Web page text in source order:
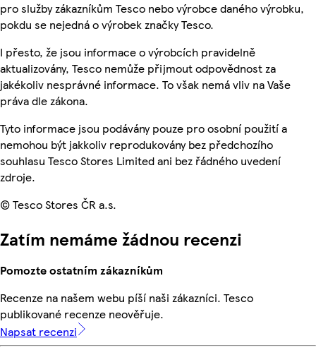
pro služby zákazníkům Tesco nebo výrobce daného výrobku,
pokdu se nejedná o výrobek značky Tesco.
I přesto, že jsou informace o výrobcích pravidelně
aktualizovány, Tesco nemůže přijmout odpovědnost za
jakékoliv nesprávné informace. To však nemá vliv na Vaše
práva dle zákona.
Tyto informace jsou podávány pouze pro osobní použití a
nemohou být jakkoliv reprodukovány bez předchozího
souhlasu Tesco Stores Limited ani bez řádného uvedení
zdroje.
© Tesco Stores ČR a.s.
Zatím nemáme žádnou recenzi
Pomozte ostatním zákazníkům
Recenze na našem webu píší naši zákazníci. Tesco
publikované recenze neověřuje.
Napsat recenzi